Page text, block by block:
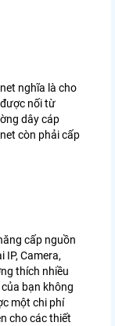
nghĩa là cho
nối từ
dây cáp
còn phải cấp
cấp nguồn
Camera,
thích nhiều
bạn không
một chi phí
cho các thiết